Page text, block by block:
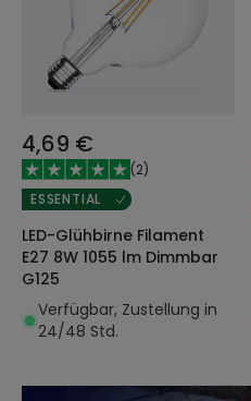
4,69 €
(2)
ESSENTIAL
LED-Glühbirne Filament
E27 8W 1055 lm Dimmbar
G125
Verfügbar, Zustellung in
24/48 Std.